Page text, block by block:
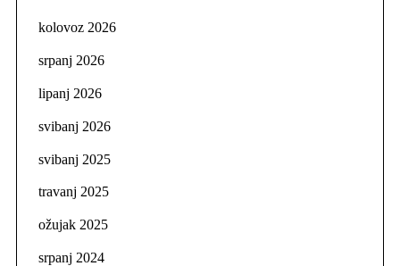
kolovoz 2026
srpanj 2026
lipanj 2026
svibanj 2026
svibanj 2025
travanj 2025
ožujak 2025
srpanj 2024